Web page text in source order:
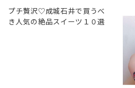
プチ贅沢♡成城石井で買うべ
き人気の絶品スイーツ１０選